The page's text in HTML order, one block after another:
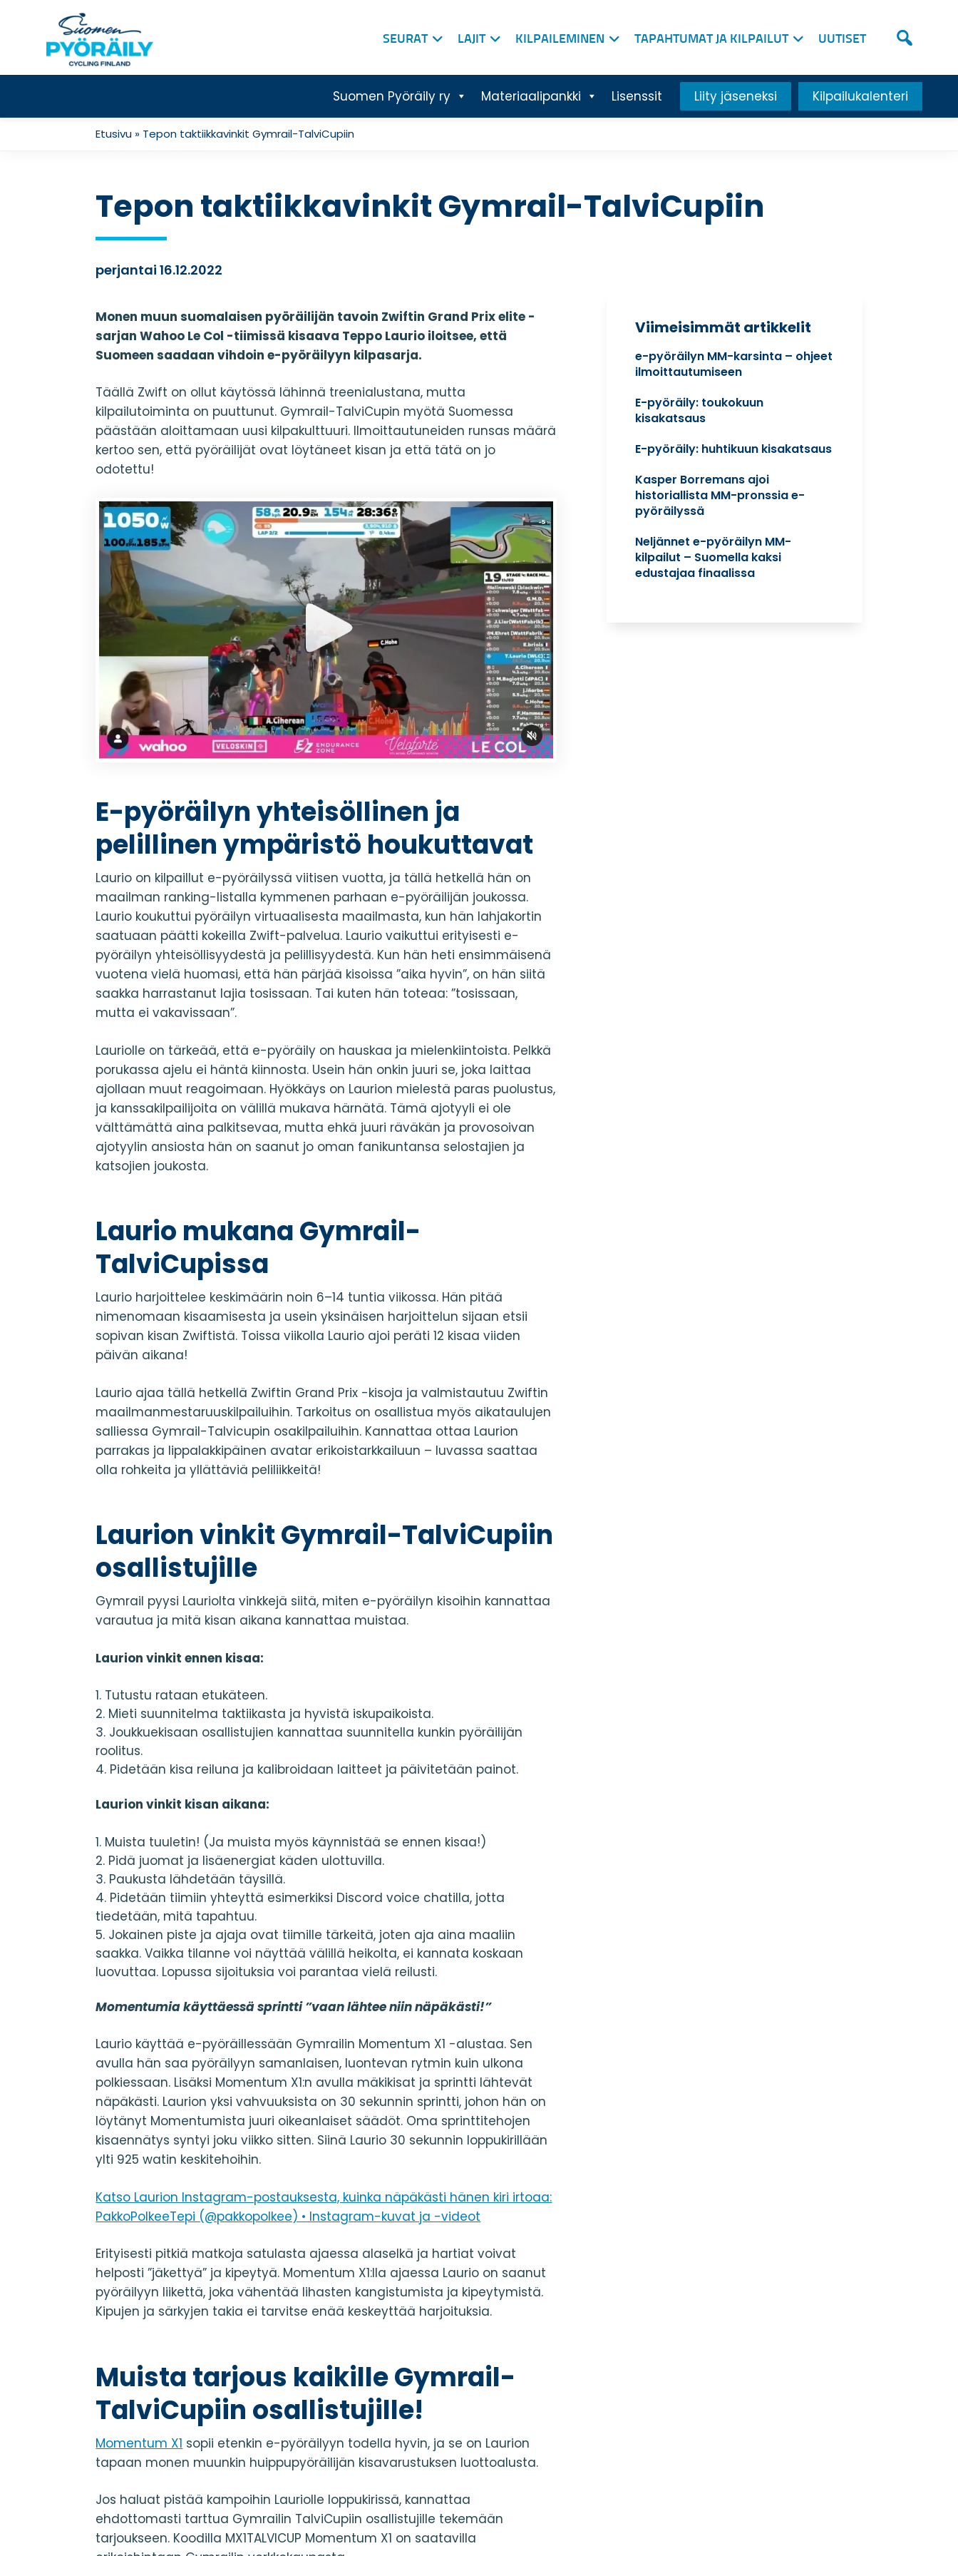
SEURAT LAJIT KILPAILEMINEN TAPAHTUMAT JA KILPAILUT UUTISET
Suomen Pyöräily ry Materiaalipankki Lisenssit Liity jäseneksi Kilpailukalenteri
Etusivu » Tepon taktiikkavinkit Gymrail-TalviCupiin
Tepon taktiikkavinkit Gymrail-TalviCupiin
perjantai 16.12.2022
Monen muun suomalaisen pyöräilijän tavoin Zwiftin Grand Prix elite -
sarjan Wahoo Le Col -tiimissä kisaava Teppo Laurio iloitsee, että
Suomeen saadaan vihdoin e-pyöräilyyn kilpasarja.
Täällä Zwift on ollut käytössä lähinnä treenialustana, mutta
kilpailutoiminta on puuttunut. Gymrail-TalviCupin myötä Suomessa
päästään aloittamaan uusi kilpakulttuuri. Ilmoittautuneiden runsas määrä
kertoo sen, että pyöräilijät ovat löytäneet kisan ja että tätä on jo
odotettu!
E-pyöräilyn yhteisöllinen ja
pelillinen ympäristö houkuttavat
Laurio on kilpaillut e-pyöräilyssä viitisen vuotta, ja tällä hetkellä hän on
maailman ranking-listalla kymmenen parhaan e-pyöräilijän joukossa.
Laurio koukuttui pyöräilyn virtuaalisesta maailmasta, kun hän lahjakortin
saatuaan päätti kokeilla Zwift-palvelua. Laurio vaikuttui erityisesti e-
pyöräilyn yhteisöllisyydestä ja pelillisyydestä. Kun hän heti ensimmäisenä
vuotena vielä huomasi, että hän pärjää kisoissa ”aika hyvin”, on hän siitä
saakka harrastanut lajia tosissaan. Tai kuten hän toteaa: ”tosissaan,
mutta ei vakavissaan”.
Lauriolle on tärkeää, että e-pyöräily on hauskaa ja mielenkiintoista. Pelkkä
porukassa ajelu ei häntä kiinnosta. Usein hän onkin juuri se, joka laittaa
ajollaan muut reagoimaan. Hyökkäys on Laurion mielestä paras puolustus,
ja kanssakilpailijoita on välillä mukava härnätä. Tämä ajotyyli ei ole
välttämättä aina palkitsevaa, mutta ehkä juuri räväkän ja provosoivan
ajotyylin ansiosta hän on saanut jo oman fanikuntansa selostajien ja
katsojien joukosta.
Laurio mukana Gymrail-
TalviCupissa
Laurio harjoittelee keskimäärin noin 6–14 tuntia viikossa. Hän pitää
nimenomaan kisaamisesta ja usein yksinäisen harjoittelun sijaan etsii
sopivan kisan Zwiftistä. Toissa viikolla Laurio ajoi peräti 12 kisaa viiden
päivän aikana!
Laurio ajaa tällä hetkellä Zwiftin Grand Prix -kisoja ja valmistautuu Zwiftin
maailmanmestaruuskilpailuihin. Tarkoitus on osallistua myös aikataulujen
salliessa Gymrail-Talvicupin osakilpailuihin. Kannattaa ottaa Laurion
parrakas ja lippalakkipäinen avatar erikoistarkkailuun – luvassa saattaa
olla rohkeita ja yllättäviä peliliikkeitä!
Laurion vinkit Gymrail-TalviCupiin
osallistujille
Gymrail pyysi Lauriolta vinkkejä siitä, miten e-pyöräilyn kisoihin kannattaa
varautua ja mitä kisan aikana kannattaa muistaa.
Laurion vinkit ennen kisaa:
Tutustu rataan etukäteen.
Mieti suunnitelma taktiikasta ja hyvistä iskupaikoista.
Joukkuekisaan osallistujien kannattaa suunnitella kunkin pyöräilijän
roolitus.
Pidetään kisa reiluna ja kalibroidaan laitteet ja päivitetään painot.
Laurion vinkit kisan aikana:
Muista tuuletin! (Ja muista myös käynnistää se ennen kisaa!)
Pidä juomat ja lisäenergiat käden ulottuvilla.
Paukusta lähdetään täysillä.
Pidetään tiimiin yhteyttä esimerkiksi Discord voice chatilla, jotta
tiedetään, mitä tapahtuu.
Jokainen piste ja ajaja ovat tiimille tärkeitä, joten aja aina maaliin
saakka. Vaikka tilanne voi näyttää välillä heikolta, ei kannata koskaan
luovuttaa. Lopussa sijoituksia voi parantaa vielä reilusti.
Momentumia käyttäessä sprintti ”vaan lähtee niin näpäkästi!”
Laurio käyttää e-pyöräillessään Gymrailin Momentum X1 -alustaa. Sen
avulla hän saa pyöräilyyn samanlaisen, luontevan rytmin kuin ulkona
polkiessaan. Lisäksi Momentum X1:n avulla mäkikisat ja sprintti lähtevät
näpäkästi. Laurion yksi vahvuuksista on 30 sekunnin sprintti, johon hän on
löytänyt Momentumista juuri oikeanlaiset säädöt. Oma sprinttitehojen
kisaennätys syntyi joku viikko sitten. Siinä Laurio 30 sekunnin loppukirillään
ylti 925 watin keskitehoihin.
Katso Laurion Instagram-postauksesta, kuinka näpäkästi hänen kiri irtoaa:
PakkoPolkeeTepi (@pakkopolkee) • Instagram-kuvat ja -videot
Erityisesti pitkiä matkoja satulasta ajaessa alaselkä ja hartiat voivat
helposti ”jäkettyä” ja kipeytyä. Momentum X1:lla ajaessa Laurio on saanut
pyöräilyyn liikettä, joka vähentää lihasten kangistumista ja kipeytymistä.
Kipujen ja särkyjen takia ei tarvitse enää keskeyttää harjoituksia.
Muista tarjous kaikille Gymrail-
TalviCupiin osallistujille!
Momentum X1 sopii etenkin e-pyöräilyyn todella hyvin, ja se on Laurion
tapaan monen muunkin huippupyöräilijän kisavarustuksen luottoalusta.
Jos haluat pistää kampoihin Lauriolle loppukirissä, kannattaa
ehdottomasti tarttua Gymrailin TalviCupiin osallistujille tekemään
tarjoukseen. Koodilla MX1TALVICUP Momentum X1 on saatavilla
Viimeisimmät artikkelit
e-pyöräilyn MM-karsinta – ohjeet
ilmoittautumiseen
E-pyöräily: toukokuun
kisakatsaus
E-pyöräily: huhtikuun kisakatsaus
Kasper Borremans ajoi
historiallista MM-pronssia e-
pyöräilyssä
Neljännet e-pyöräilyn MM-
kilpailut – Suomella kaksi
edustajaa finaalissa